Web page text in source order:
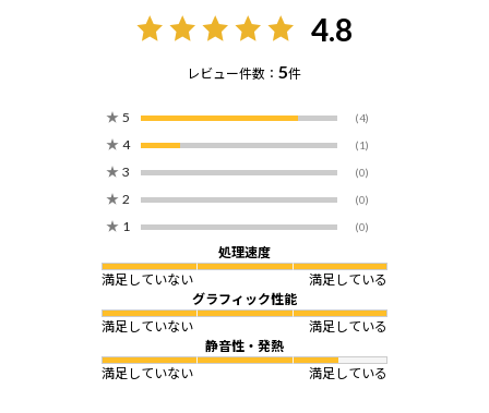
4.8
レビュー件数：5件
★ 5 (4)
★ 4 (1)
★ 3 (0)
★ 2 (0)
★ 1 (0)
処理速度
満足していない
満足している
グラフィック性能
満足していない
満足している
静音性・発熱
満足していない
満足している